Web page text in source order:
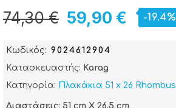
59,90 €
74,30 € -19.4%
Κωδικός
9024612904
Κατασκευαστής: Karag
Κατηγορία: Πλακάκια 51 x 26 Rhombus
Διαστάσεις: 51 cm X 26.5 cm